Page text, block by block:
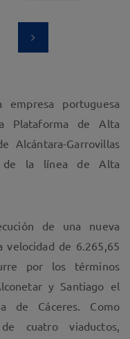
portuguesa
Plataforma de Alta
Alcántara-Garrovillas
de la línea de Alta
de una nueva
de 6.265,65
por los términos
y Santiago el
de Cáceres. Como
cuatro viaductos,